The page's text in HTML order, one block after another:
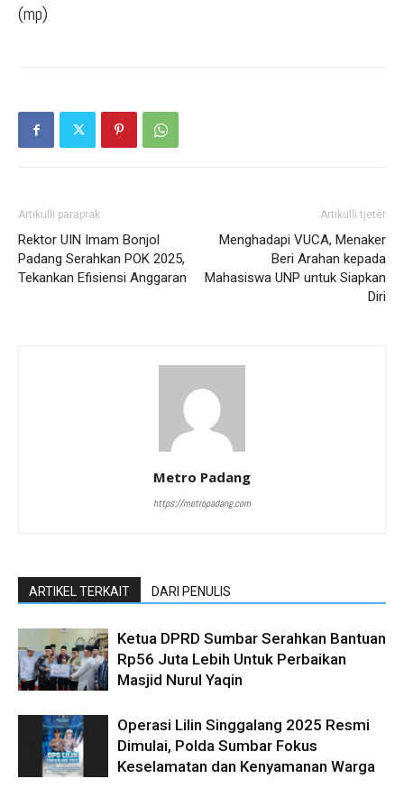
(mp)
Artikulli paraprak
Rektor UIN Imam Bonjol
Padang Serahkan POK 2025,
Tekankan Efisiensi Anggaran
Artikulli tjetër
Menghadapi VUCA, Menaker
Beri Arahan kepada
Mahasiswa UNP untuk Siapkan
Diri
Metro Padang
https://metropadang.com
ARTIKEL TERKAIT DARI PENULIS
Ketua DPRD Sumbar Serahkan Bantuan
Rp56 Juta Lebih Untuk Perbaikan
Masjid Nurul Yaqin
Operasi Lilin Singgalang 2025 Resmi
Dimulai, Polda Sumbar Fokus
Keselamatan dan Kenyamanan Warga